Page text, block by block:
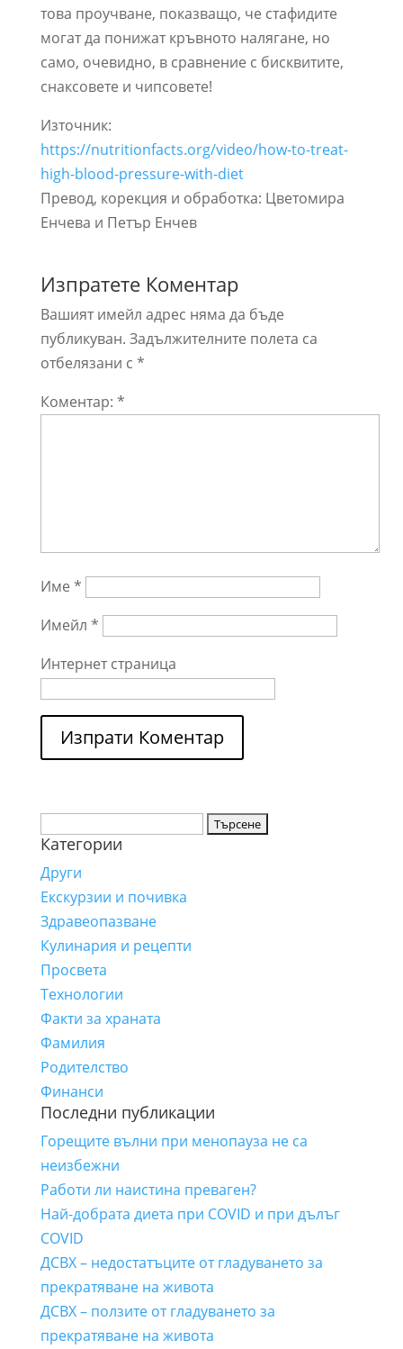
това проучване, показващо, че стафидите
могат да понижат кръвното налягане, но
само, очевидно, в сравнение с бисквитите,
снаксовете и чипсовете!
Източник:
https://nutritionfacts.org/video/how-to-treat-
high-blood-pressure-with-diet
Превод, корекция и обработка: Цветомира
Енчева и Петър Енчев
Изпратете Коментар
Вашият имейл адрес няма да бъде
публикуван. Задължителните полета са
отбелязани с *
Коментар: *
Име *
Имейл *
Интернет страница
за:
Категории
Други
Екскурзии и почивка
Здравеопазване
Кулинария и рецепти
Просвета
Технологии
Факти за храната
Фамилия
Родителство
Финанси
Последни публикации
Горещите вълни при менопауза не са
неизбежни
Работи ли наистина преваген?
Най-добрата диета при COVID и при дълъг
COVID
ДСВХ – недостатъците от гладуването за
прекратяване на живота
ДСВХ – ползите от гладуването за
прекратяване на живота